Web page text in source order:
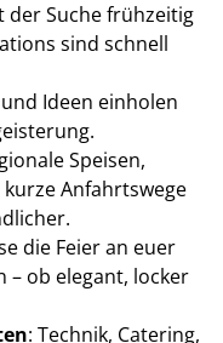
der Suche frühzeitig
sind schnell
Ideen einholen
Speisen,
Anfahrtswege
die Feier an euer
– ob elegant, locker
: Technik, Catering,